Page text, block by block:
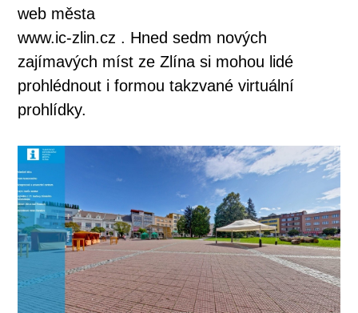
web města
www.ic-zlin.cz . Hned sedm nových
zajímavých míst ze Zlína si mohou lidé
prohlédnout i formou takzvané virtuální
prohlídky.